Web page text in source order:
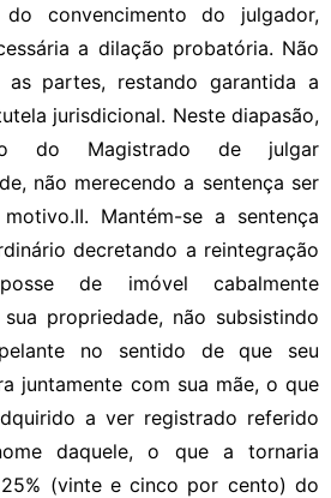
convencimento do julgador,
a dilação probatória. Não
as partes, restando garantida a
jurisdicional. Neste diapasão,
do Magistrado de julgar
não merecendo a sentença ser
Mantém-se a sentença
decretando a reintegração
de imóvel cabalmente
propriedade, não subsistindo
no sentido de que seu
juntamente com sua mãe, o que
a ver registrado referido
daquele, o que a tornaria
(vinte e cinco por cento) do